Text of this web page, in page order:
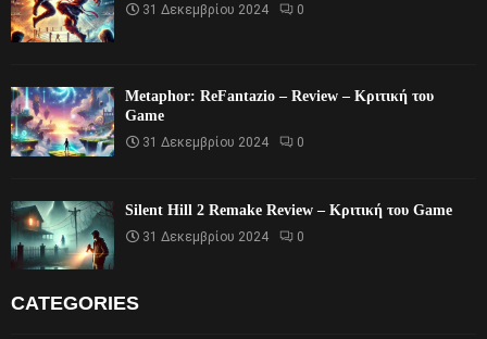
31 Δεκεμβρίου 2024 0
Metaphor: ReFantazio – Review – Κριτική του
Game
31 Δεκεμβρίου 2024 0
Silent Hill 2 Remake Review – Κριτική του Game
31 Δεκεμβρίου 2024 0
CATEGORIES